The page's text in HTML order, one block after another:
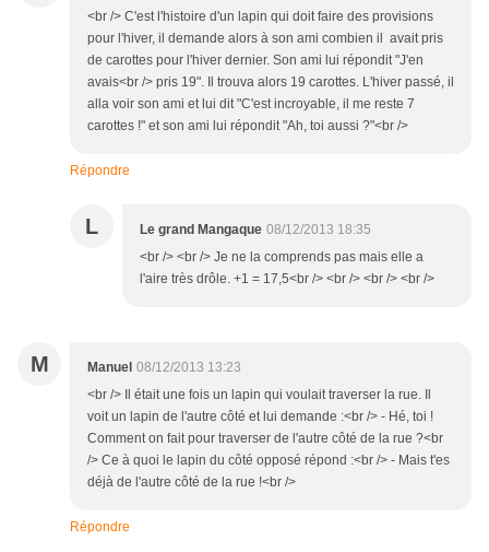
<br /> C'est l'histoire d'un lapin qui doit faire des provisions
pour l'hiver, il demande alors à son ami combien il avait pris
de carottes pour l'hiver dernier. Son ami lui répondit "J'en
avais<br /> pris 19". Il trouva alors 19 carottes. L'hiver passé, il
alla voir son ami et lui dit "C'est incroyable, il me reste 7
carottes !" et son ami lui répondit "Ah, toi aussi ?"<br />
Répondre
L Le grand Mangaque 08/12/2013 18:35
<br /> <br /> Je ne la comprends pas mais elle a
l'aire très drôle. +1 = 17,5<br /> <br /> <br /> <br />
M Manuel 08/12/2013 13:23
<br /> Il était une fois un lapin qui voulait traverser la rue. Il
voit un lapin de l'autre côté et lui demande :<br /> - Hé, toi !
Comment on fait pour traverser de l'autre côté de la rue ?<br
/> Ce à quoi le lapin du côté opposé répond :<br /> - Mais t'es
déjà de l'autre côté de la rue !<br />
Répondre